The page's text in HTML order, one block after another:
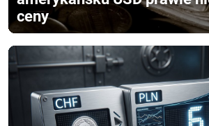
ceny